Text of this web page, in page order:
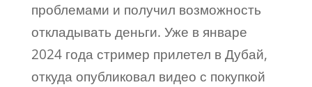
проблемами и получил возможность
откладывать деньги. Уже в январе
2024 года стример прилетел в Дубай,
откуда опубликовал видео с покупкой